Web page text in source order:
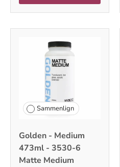
Sammenlign
Golden - Medium
473ml - 3530-6
Matte Medium